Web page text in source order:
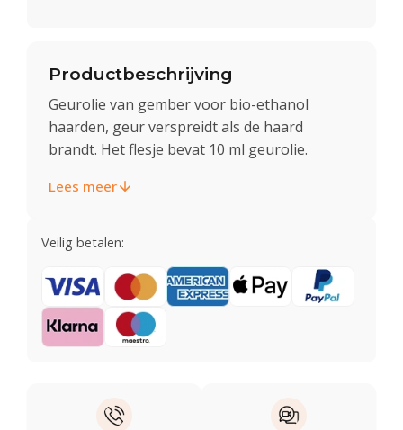
Productbeschrijving
Geurolie van gember voor bio-ethanol
haarden, geur verspreidt als de haard
brandt. Het flesje bevat 10 ml geurolie.
Lees meer
Veilig betalen: